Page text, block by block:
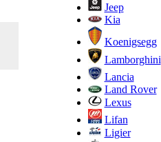
Jeep
Kia
Koenigsegg
Lamborghini
Lancia
Land Rover
Lexus
Lifan
Ligier